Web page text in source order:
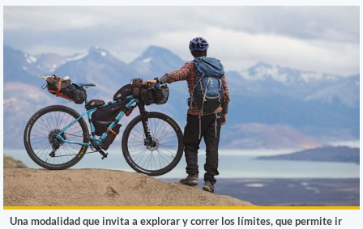
Una modalidad que invita a explorar y correr los límites, que permite ir